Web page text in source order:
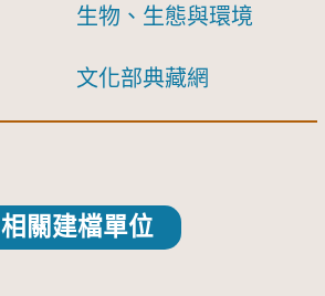
生物、生態與環境
文化部典藏網
相關建檔單位